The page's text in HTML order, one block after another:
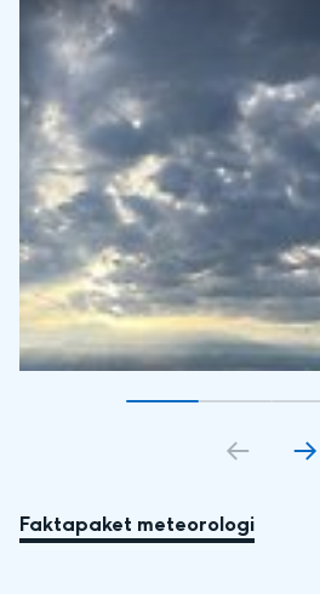
Gå till bildkort1
Gå till
Faktapaket meteorologi